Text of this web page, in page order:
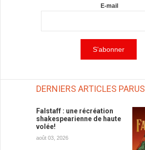
E-mail
DERNIERS ARTICLES PARUS
Falstaff : une récréation
shakespearienne de haute
volée!
août 03, 2026